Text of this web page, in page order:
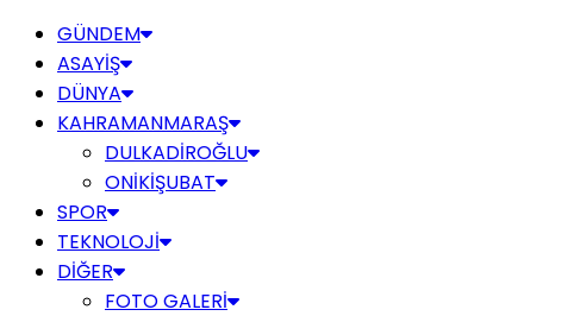
GÜNDEM
ASAYİŞ
DÜNYA
KAHRAMANMARAŞ
DULKADİROĞLU
ONİKİŞUBAT
SPOR
TEKNOLOJİ
DİĞER
FOTO GALERİ